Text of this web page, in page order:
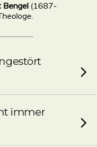
Bengel (1687-
immer